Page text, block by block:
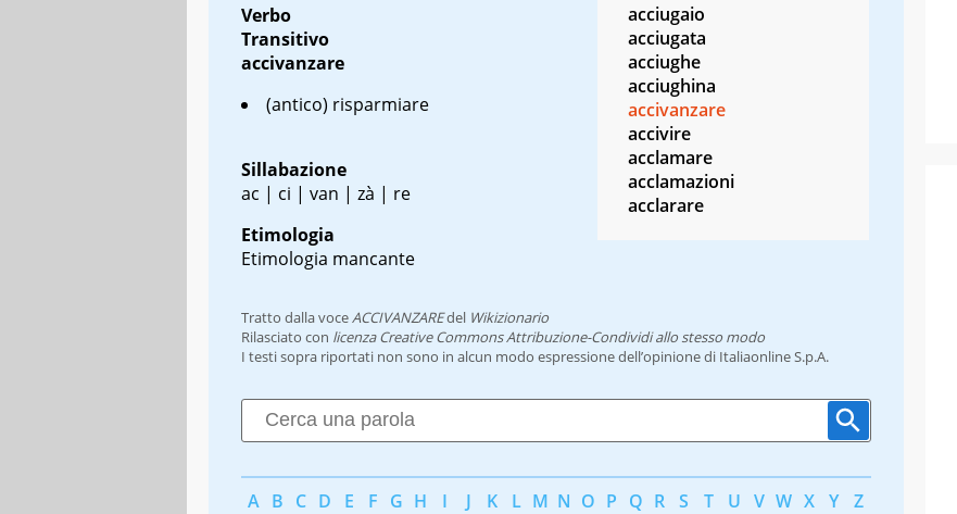
Verbo
Transitivo
accivanzare
(antico) risparmiare
Sillabazione
ac | ci | van | zà | re
Etimologia
Etimologia mancante
acciugaio
acciugata
acciughe
acciughina
accivanzare
accivire
acclamare
acclamazioni
acclarare
Tratto dalla voce ACCIVANZAREdel Wikizionario
Rilasciato con licenza Creative Commons Attribuzione-Condividi allo stesso modo
I testi sopra riportati non sono in alcun modo espressione dell’opinione di Italiaonline S.p.A.
A B C D E F G H I J K L M N O P Q R S T U V W X Y Z